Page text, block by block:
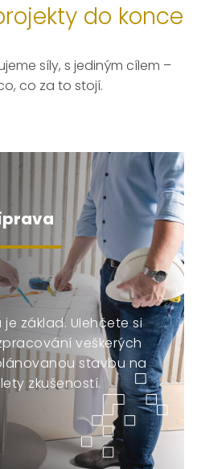
do konce
síly, s jediným cílem –
co za to stojí.
základ. Ulehčete si
veškerých
stavbu na
zkušeností.